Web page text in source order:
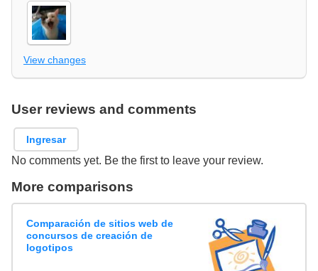
View changes
User reviews and comments
Ingresar
No comments yet. Be the first to leave your review.
More comparisons
Comparación de sitios web de
concursos de creación de
logotipos